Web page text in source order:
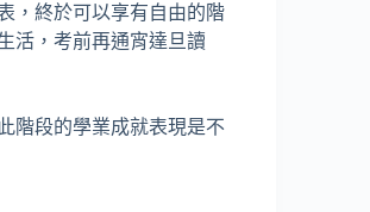
，終於可以享有自由的階
活，考前再通宵達旦讀
階段的學業成就表現是不